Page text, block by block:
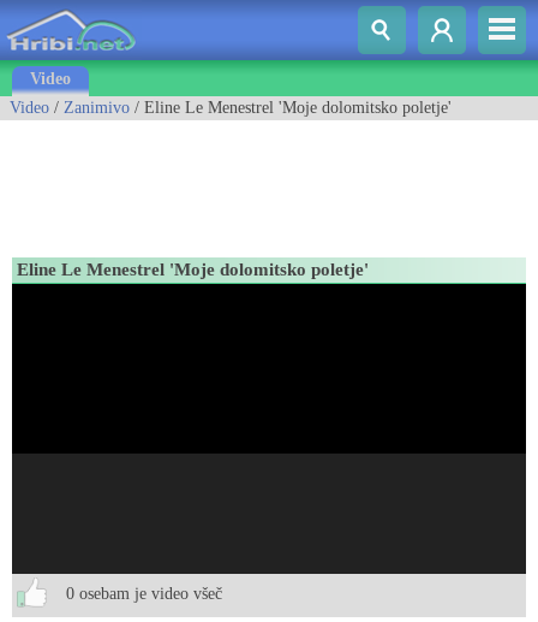
Video
Video / Zanimivo / Eline Le Menestrel 'Moje dolomitsko poletje'
Eline Le Menestrel 'Moje dolomitsko poletje'
0 osebam je video všeč